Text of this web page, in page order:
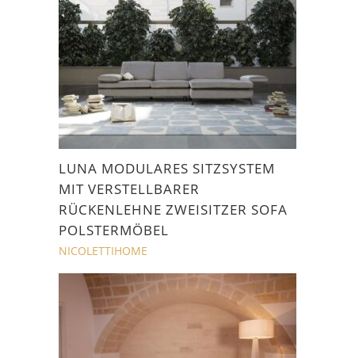
LUNA MODULARES SITZSYSTEM
MIT VERSTELLBARER
RÜCKENLEHNE ZWEISITZER SOFA
POLSTERMÖBEL
NICOLETTIHOME